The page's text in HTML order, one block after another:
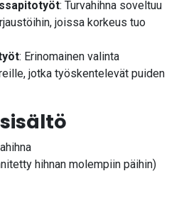
: Turvahihna soveltuu
joissa korkeus tuo
: Erinomainen valinta
jotka työskentelevät puiden
hihnan molempiin päihin)